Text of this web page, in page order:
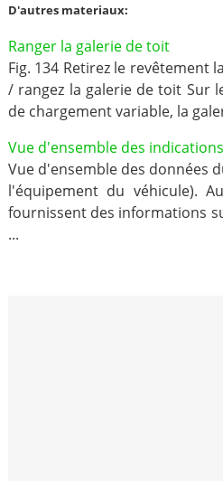
D'autres materiaux:
Ranger la galerie de toit
Fig. 134 Retirez le revêtement
/ rangez la galerie de toit Sur
de chargement variable, la
Vue d'ensemble des indications
Vue d'ensemble des données
l'équipement du véhicule).
fournissent des informations
...